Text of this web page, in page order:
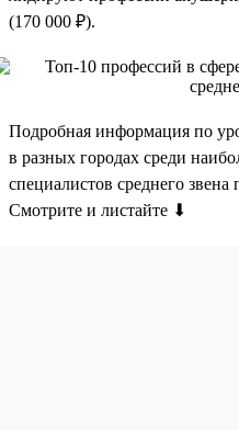
(170 000 ₽).
Подробная информация по
в разных городах среди
специалистов среднего
Смотрите и листайте ⬇